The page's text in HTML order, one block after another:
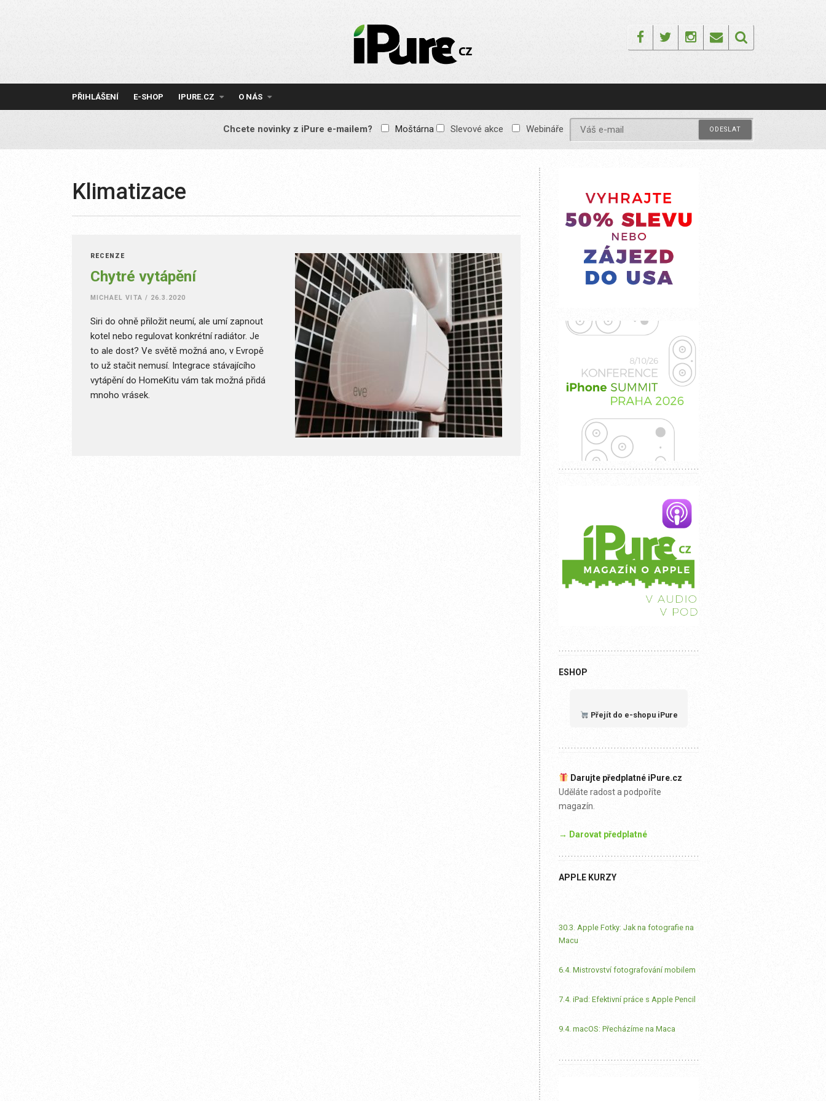
IPURE.CZ
Prémiový Apple e-
reklamy, žádné
obsah pro všechny
FacebookTwitterInstagram
Email
PŘIHLÁŠENÍ E-SHOP IPURE.CZ O NÁS
Chcete novinky z iPure e-mailem? Moštárna Slevové akce Webináře
Klimatizace
RECENZE
Chytré vytápění
MICHAEL VITA / 26.3.2020
Siri do ohně přiložit neumí, ale umí zapnout
kotel nebo regulovat konkrétní radiátor. Je
to ale dost? Ve světě možná ano, v Evropě
to už stačit nemusí. Integrace stávajícího
vytápění do HomeKitu vám tak možná přidá
mnoho vrásek.
ESHOP
Přejít do e-shopu iPure
Darujte předplatné iPure.cz
Uděláte radost a podpoříte
magazín.
→ Darovat předplatné
APPLE KURZY
30.3. Apple Fotky: Jak na fotografie na
Macu
6.4. Mistrovství fotografování mobilem
7.4. iPad: Efektivní práce s Apple Pencil
9.4. macOS: Přecházíme na Maca